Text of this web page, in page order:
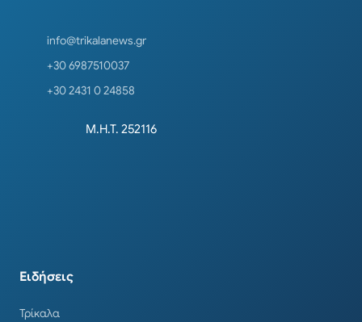
info@trikalanews.gr
+30 6987510037
+30 2431 0 24858
Μ.Η.Τ. 252116
Ειδήσεις
Τρίκαλα